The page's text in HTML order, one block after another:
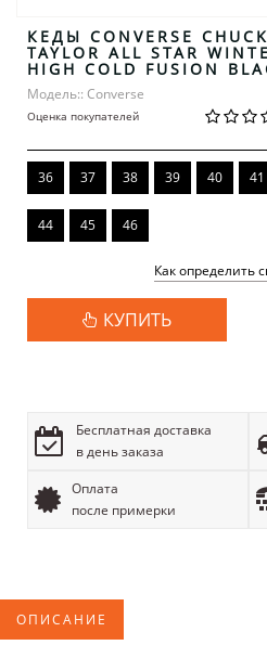
КЕДЫ CONVERSE CHUCK
TAYLOR ALL STAR
HIGH COLD FUSION
Модель:: Converse
Оценка покупателей
36 37 38 39 40 41
44 45 46
Как определить
КУПИТЬ
Бесплатная доставка
в день заказа
Оплата
после примерки
ОПИСАНИЕ